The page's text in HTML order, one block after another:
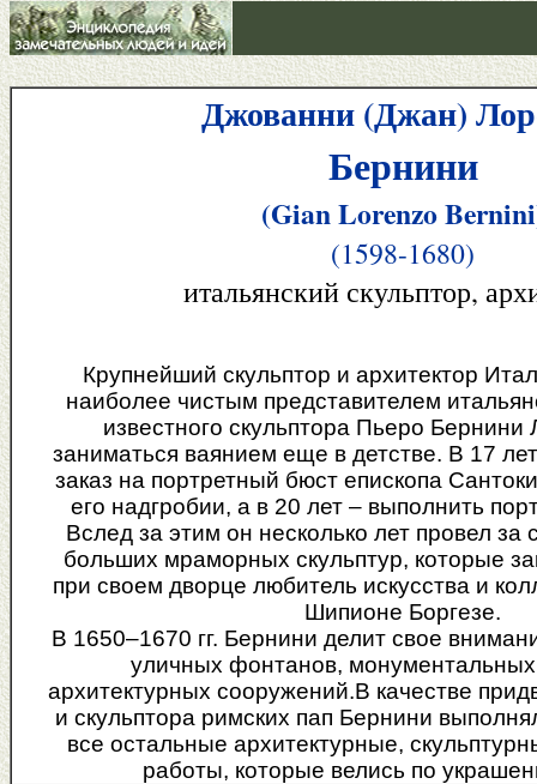
Джованни (Джан)
Бернини
(Gian Lorenzo
(1598-1680)
итальянский скульптор,
Крупнейший скульптор и архитектор
наиболее чистым представителем
известного скульптора Пьеро
заниматься ваянием еще в детстве. В 17
заказ на портретный бюст епископа
его надгробии, а в 20 лет – выполнить
Вслед за этим он несколько лет провел за
больших мраморных скульптур, которые
при своем дворце любитель искусства и
Шипионе Боргезе.
В 1650–1670 гг. Бернини делит свое
уличных фонтанов,
архитектурных сооружений.В качестве
и скульптора римских пап Бернини
все остальные архитектурные,
работы, которые велись по